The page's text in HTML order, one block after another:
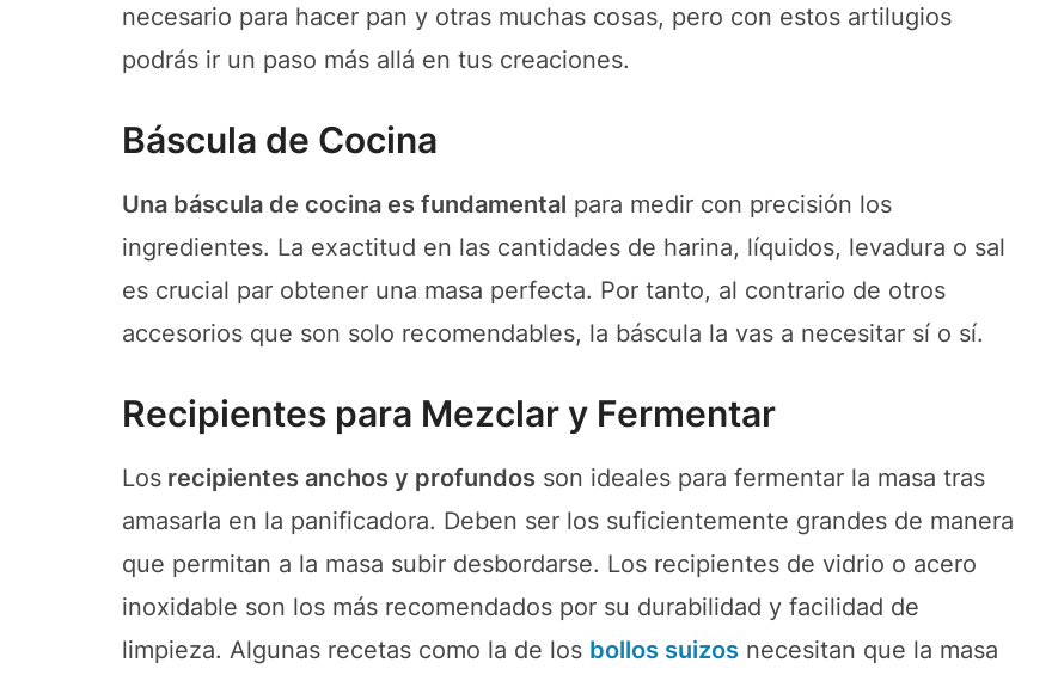
necesario para hacer pan y otras muchas cosas, pero con estos artilugios
podrás ir un paso más allá en tus creaciones.
Báscula de Cocina
Una báscula de cocina es fundamental para medir con precisión los
ingredientes. La exactitud en las cantidades de harina, líquidos, levadura o sal
es crucial par obtener una masa perfecta. Por tanto, al contrario de otros
accesorios que son solo recomendables, la báscula la vas a necesitar sí o sí.
Recipientes para Mezclar y Fermentar
Los recipientes anchos y profundos son ideales para fermentar la masa tras
amasarla en la panificadora. Deben ser los suficientemente grandes de manera
que permitan a la masa subir desbordarse. Los recipientes de vidrio o acero
inoxidable son los más recomendados por su durabilidad y facilidad de
limpieza. Algunas recetas como la de los bollos suizos necesitan que la masa